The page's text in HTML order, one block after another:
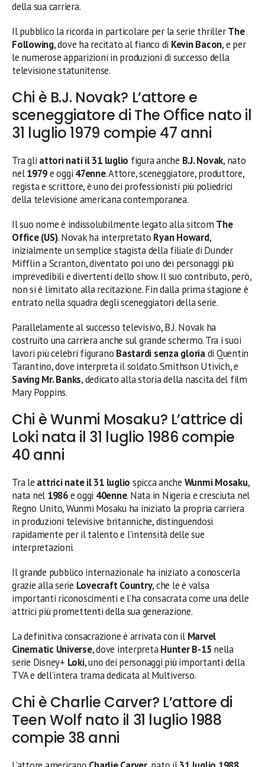
della sua carriera.
Il pubblico la ricorda in particolare per la serie thrillerThe
Following, dove ha recitato al fianco di Kevin Bacon, e per
le numerose apparizioni in produzioni di successo della
televisione statunitense.
Chi è B.J. Novak? L’attore e
sceneggiatore di The Office nato il
31 luglio 1979 compie 47 anni
Tra gli attori nati il 31 luglio figura anche B.J. Novak, nato
nel1979e oggi 47enne. Attore, sceneggiatore, produttore,
regista e scrittore, è uno dei professionisti più poliedrici
della televisione americana contemporanea.
Il suo nome è indissolubilmente legato alla sitcom The
Office (US). Novak ha interpretato Ryan Howard,
inizialmente un semplice stagista della filiale di Dunder
Mifflin a Scranton, diventato poi uno dei personaggi più
imprevedibili e divertenti dello show. Il suo contributo, però,
non si è limitato alla recitazione. Fin dalla prima stagione è
entrato nella squadra degli sceneggiatori della serie.
Parallelamente al successo televisivo, B.J. Novak ha
costruito una carriera anche sul grande schermo. Tra i suoi
lavori più celebri figurano Bastardi senza gloriadi Quentin
Tarantino, dove interpreta il soldato Smithson Utivich, e
Saving Mr. Banks, dedicato alla storia della nascita del film
Mary Poppins.
Chi è Wunmi Mosaku? L’attrice di
Loki nata il 31 luglio 1986 compie
40 anni
Tra le attrici nate il 31 luglio spicca anche Wunmi Mosaku,
nata nel 1986e oggi 40enne. Nata in Nigeria e cresciuta nel
Regno Unito, Wunmi Mosaku ha iniziato la propria carriera
in produzioni televisive britanniche, distinguendosi
rapidamente per il talento e l’intensità delle sue
interpretazioni.
Il grande pubblico internazionale ha iniziato a conoscerla
grazie alla serie Lovecraft Country, che le è valsa
importanti riconoscimenti e l’ha consacrata come una delle
attrici più promettenti della sua generazione.
La definitiva consacrazione è arrivata con il Marvel
Cinematic Universe, dove interpretaHunter B-15 nella
serie Disney+ Loki, uno dei personaggi più importanti della
TVA e dell’intera trama dedicata al Multiverso.
Chi è Charlie Carver? L’attore di
Teen Wolf nato il 31 luglio 1988
compie 38 anni